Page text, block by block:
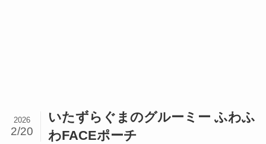
いたずらぐまのグルーミー ふわふ
わFACEポーチ
2026
2/20